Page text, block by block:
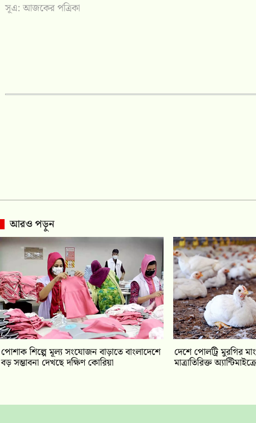
সূএ: আজকের পত্রিকা
আরও পড়ুন
পোশাক শিল্পে মূল্য সংযোজন বাড়াতে বাংলাদেশে
বড় সম্ভাবনা দেখছে দক্ষিণ কোরিয়া
দেশে পোলট্রি মুরগির
মাত্রাতিরিক্ত